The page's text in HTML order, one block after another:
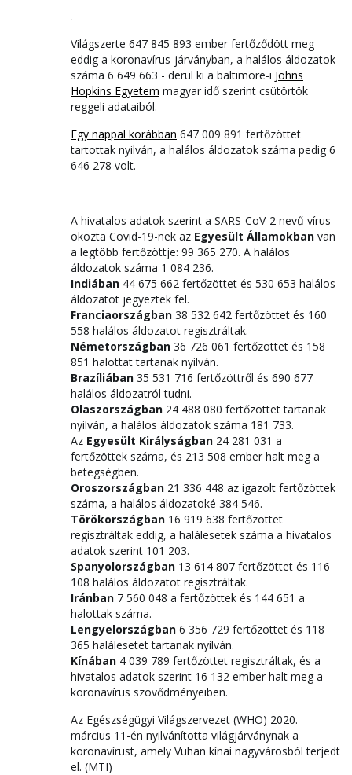
Világszerte 647 845 893 ember fertőződött meg
eddig a koronavírus-járványban, a halálos áldozatok
száma 6 649 663 - derül ki a baltimore-i Johns
Hopkins Egyetem magyar idő szerint csütörtök
reggeli adataiból.
Egy nappal korábban 647 009 891 fertőzöttet
tartottak nyilván, a halálos áldozatok száma pedig 6
646 278 volt.
A hivatalos adatok szerint a SARS-CoV-2 nevű vírus
okozta Covid-19-nek az Egyesült Államokban van
a legtöbb fertőzöttje: 99 365 270. A halálos
áldozatok száma 1 084 236.
Indiában 44 675 662 fertőzöttet és 530 653 halálos
áldozatot jegyeztek fel.
Franciaországban 38 532 642 fertőzöttet és 160
558 halálos áldozatot regisztráltak.
Németországban 36 726 061 fertőzöttet és 158
851 halottat tartanak nyilván.
Brazíliában 35 531 716 fertőzöttről és 690 677
halálos áldozatról tudni.
Olaszországban 24 488 080 fertőzöttet tartanak
nyilván, a halálos áldozatok száma 181 733.
Az Egyesült Királyságban 24 281 031 a
fertőzöttek száma, és 213 508 ember halt meg a
betegségben.
Oroszországban 21 336 448 az igazolt fertőzöttek
száma, a halálos áldozatoké 384 546.
Törökországban 16 919 638 fertőzöttet
regisztráltak eddig, a halálesetek száma a hivatalos
adatok szerint 101 203.
Spanyolországban 13 614 807 fertőzöttet és 116
108 halálos áldozatot regisztráltak.
Iránban 7 560 048 a fertőzöttek és 144 651 a
halottak száma.
Lengyelországban 6 356 729 fertőzöttet és 118
365 halálesetet tartanak nyilván.
Kínában 4 039 789 fertőzöttet regisztráltak, és a
hivatalos adatok szerint 16 132 ember halt meg a
koronavírus szövődményeiben.
Az Egészségügyi Világszervezet (WHO) 2020.
március 11-én nyilvánította világjárványnak a
koronavírust, amely Vuhan kínai nagyvárosból terjedt
el. (MTI)